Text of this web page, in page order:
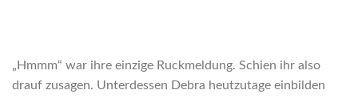
„Hmmm“ war ihre einzige Ruckmeldung. Schien ihr also
drauf zusagen. Unterdessen Debra heutzutage einbilden